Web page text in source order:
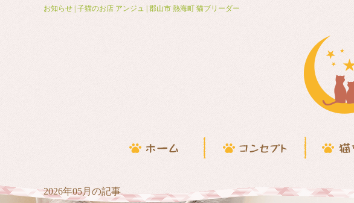
お知らせ | 子猫のお店 アンジュ | 郡山市 熱海町 猫ブリーダー
2026年05月の記事